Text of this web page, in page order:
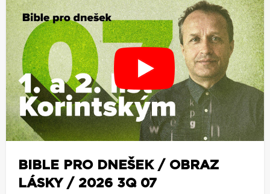
BIBLE PRO DNEŠEK / OBRAZ
LÁSKY / 2026 3Q 07